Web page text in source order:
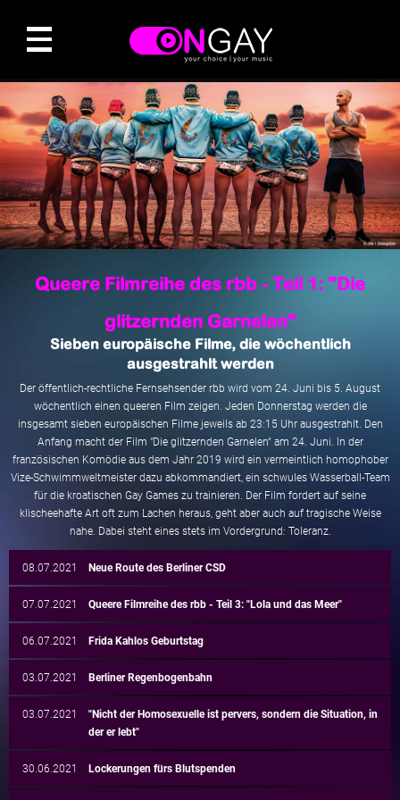
Queere Filmreihe des rbb - Teil 1: "Die
glitzernden Garnelen"
Sieben europäische Filme, die wöchentlich
ausgestrahlt werden
Der öffentlich-rechtliche Fernsehsender rbb wird vom 24. Juni bis 5. August
wöchentlich einen queeren Film zeigen. Jeden Donnerstag werden die
insgesamt sieben europäischen Filme jeweils ab 23:15 Uhr ausgestrahlt. Den
Anfang macht der Film "Die glitzernden Garnelen“ am 24. Juni. In der
französischen Komödie aus dem Jahr 2019 wird ein vermeintlich homophober
Vize-Schwimmweltmeister dazu abkommandiert, ein schwules Wasserball-Team
für die kroatischen Gay Games zu trainieren. Der Film fordert auf seine
klischeehafte Art oft zum Lachen heraus, geht aber auch auf tragische Weise
nahe. Dabei steht eines stets im Vordergrund: Toleranz.
08.07.2021 Neue Route des Berliner CSD
07.07.2021 Queere Filmreihe des rbb - Teil 3: "Lola und das Meer"
06.07.2021 Frida Kahlos Geburtstag
03.07.2021 Berliner Regenbogenbahn
03.07.2021
"Nicht der Homosexuelle ist pervers, sondern die Situation, in
der er lebt"
30.06.2021 Lockerungen fürs Blutspenden